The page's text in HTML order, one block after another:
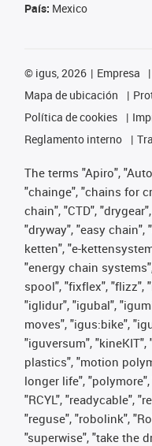
País: Mexico
© igus, 2026 Empresa
Mapa de ubicación
Política de cookies
Reglamento interno
The terms "Apiro",
"chainge", "chains for
chain", "CTD",
"dryway", "easy chain",
ketten", "e-
"energy chain
spool", "fixflex", "flizz",
"iglidur", "igubal",
moves", "igus:bike",
"iguversum",
plastics", "motion
longer life",
"RCYL", "readycable",
"reguse", "robolink",
"superwise", "take the